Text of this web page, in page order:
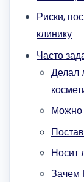
Риски,
клинику
Часто
Делал
Можно
Носит
Зачем